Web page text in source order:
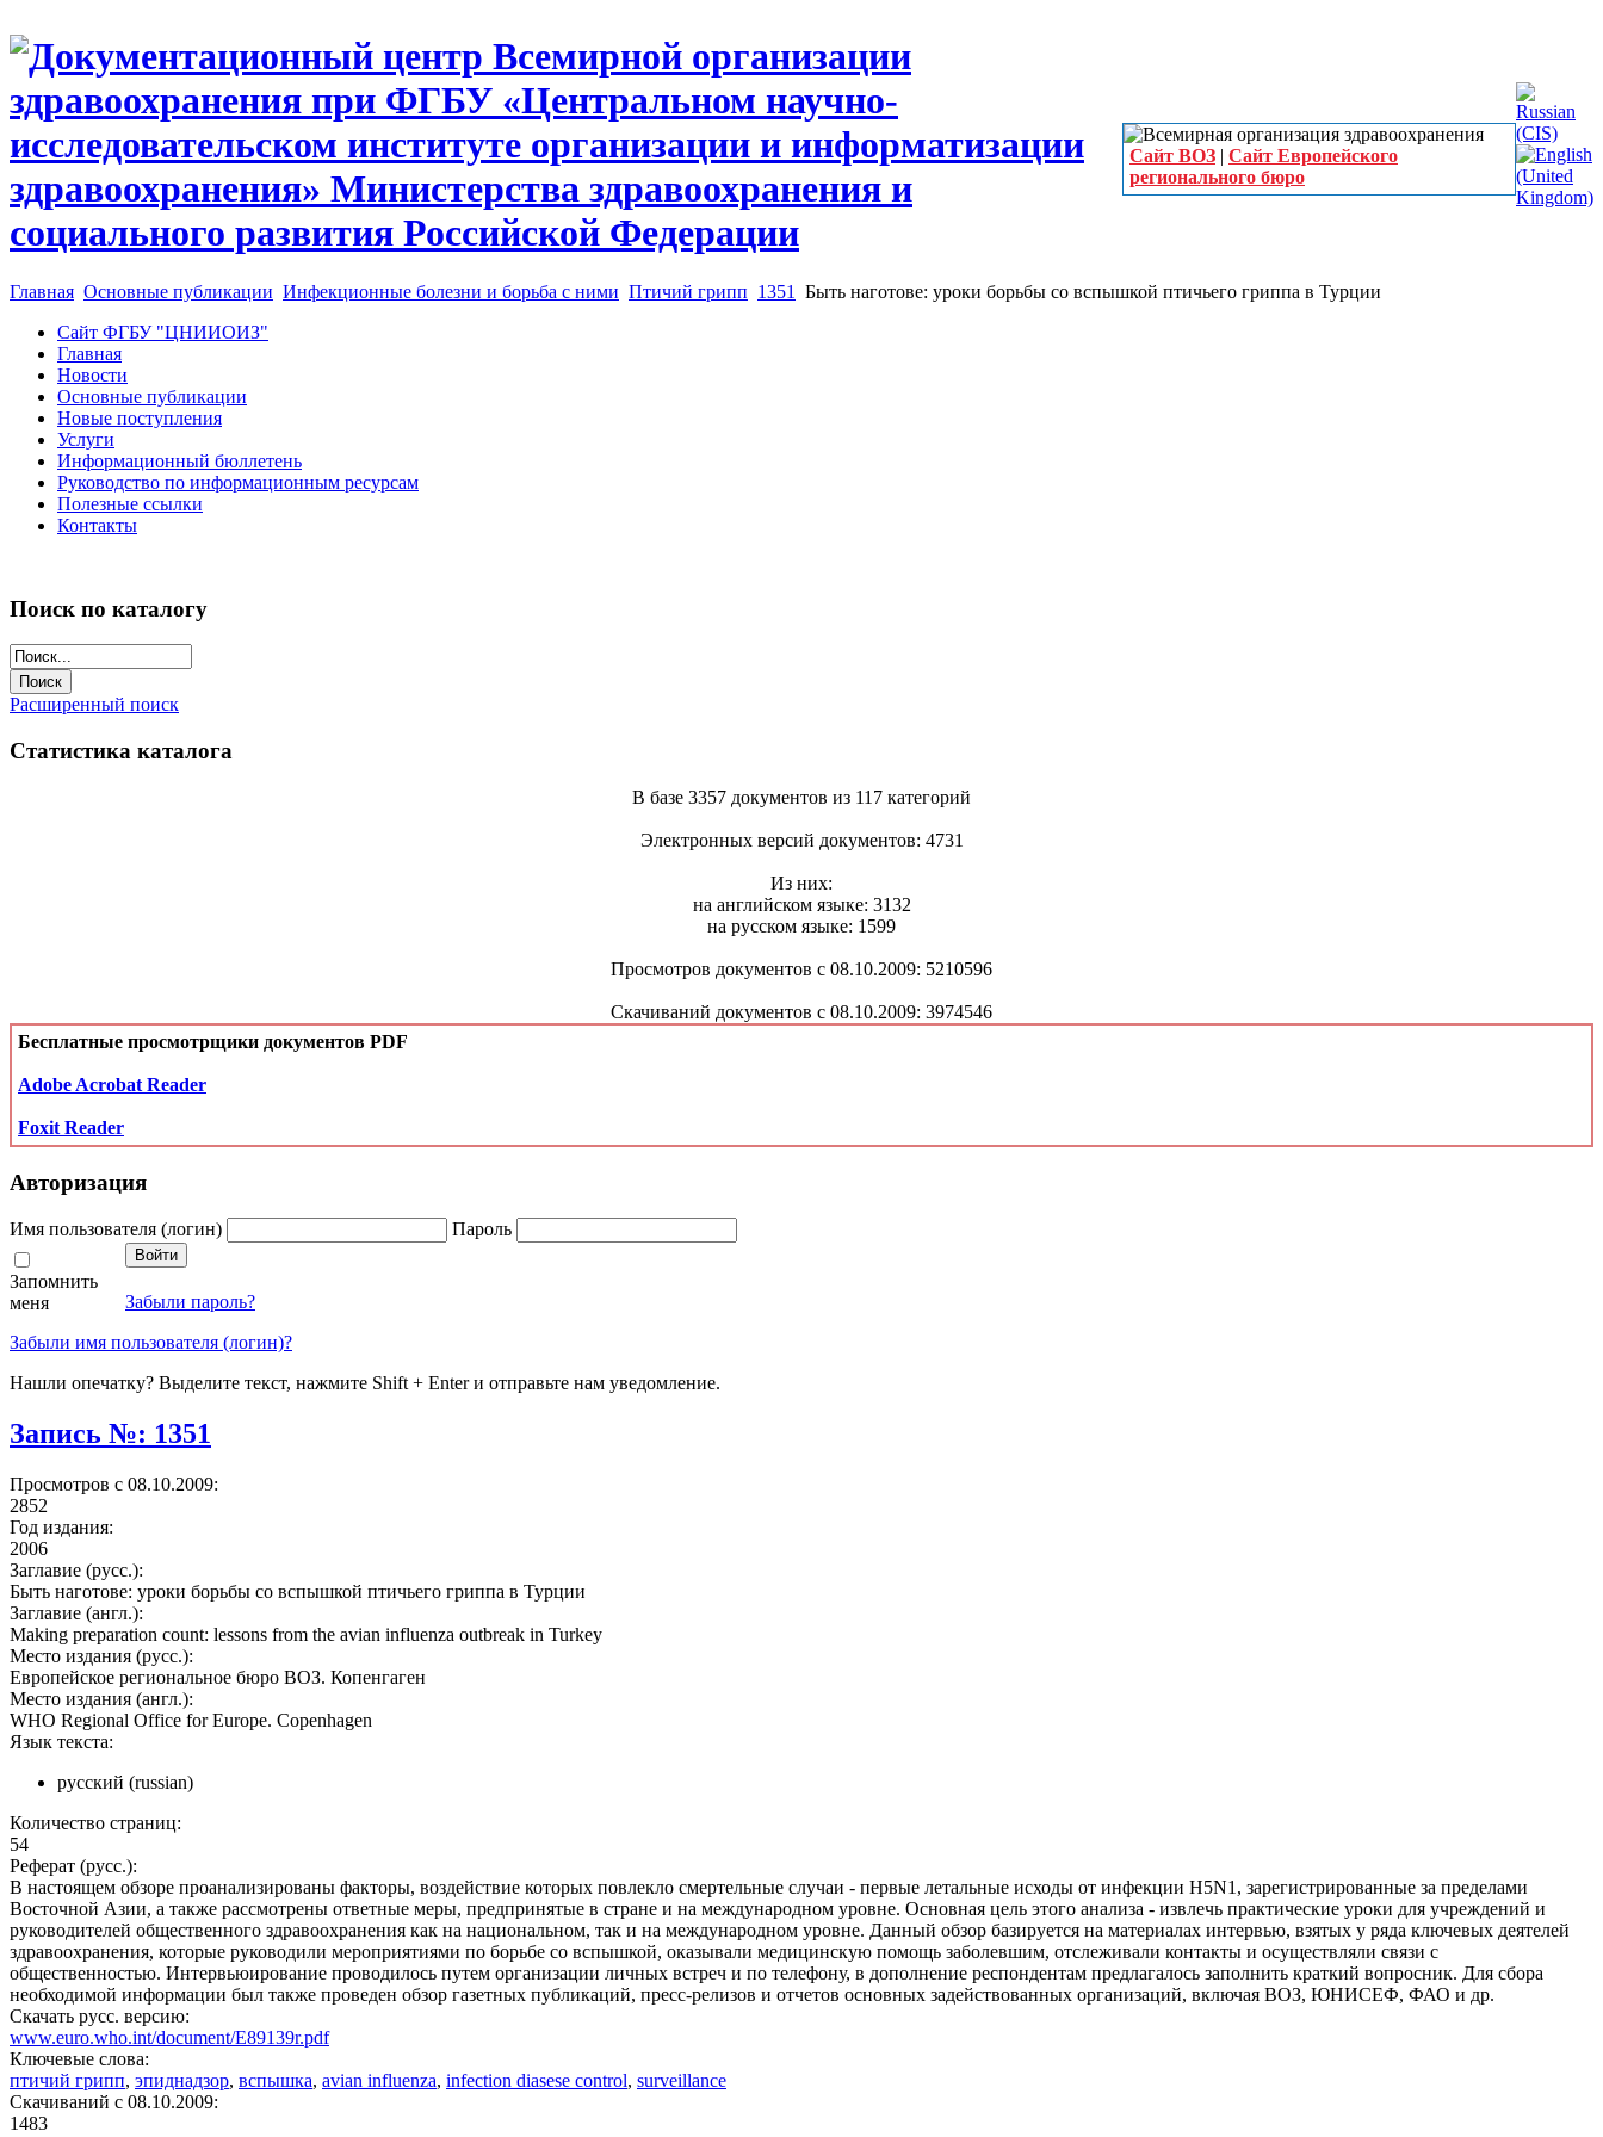
Сайт ВОЗ | Сайт Европейского
регионального бюро
Главная Основные публикации Инфекционные болезни и борьба с ними Птичий грипп 1351
Быть наготове: уроки борьбы со вспышкой птичьего гриппа в Турции
Сайт ФГБУ "ЦНИИОИЗ"
Главная
Новости
Основные публикации
Новые поступления
Услуги
Информационный бюллетень
Руководство по информационным ресурсам
Полезные ссылки
Контакты
Поиск по каталогу
Расширенный поиск
Статистика каталога
В базе 3357 документов из 117 категорий
Электронных версий документов: 4731
Из них:
на английском языке: 3132
на русском языке: 1599
Просмотров документов с 08.10.2009: 5210596
Скачиваний документов с 08.10.2009: 3974546
Бесплатные просмотрщики документов PDF
Adobe Acrobat Reader
Foxit Reader
Авторизация
Имя пользователя (логин) Пароль
Запомнить
меня
Забыли пароль?
Забыли имя пользователя (логин)?
Нашли опечатку? Выделите текст, нажмите Shift + Enter и отправьте нам уведомление.
Запись №: 1351
Просмотров с 08.10.2009:
2852
Год издания:
2006
Заглавие (русс.):
Быть наготове: уроки борьбы со вспышкой птичьего гриппа в Турции
Заглавие (англ.):
Making preparation count: lessons from the avian influenza outbreak in Turkey
Место издания (русс.):
Европейское региональное бюро ВОЗ. Копенгаген
Место издания (англ.):
WHO Regional Office for Europe. Copenhagen
Язык текста:
русский (russian)
Количество страниц:
54
Реферат (русс.):
В настоящем обзоре проанализированы факторы, воздействие которых повлекло смертельные случаи - первые летальные исходы от инфекции H5N1, зарегистрированные за пределами
Восточной Азии, а также рассмотрены ответные меры, предпринятые в стране и на международном уровне. Основная цель этого анализа - извлечь практические уроки для учреждений и
руководителей общественного здравоохранения как на национальном, так и на международном уровне. Данный обзор базируется на материалах интервью, взятых у ряда ключевых деятелей
здравоохранения, которые руководили мероприятиями по борьбе со вспышкой, оказывали медицинскую помощь заболевшим, отслеживали контакты и осуществляли связи с
общественностью. Интервьюирование проводилось путем организации личных встреч и по телефону, в дополнение респондентам предлагалось заполнить краткий вопросник. Для сбора
необходимой информации был также проведен обзор газетных публикаций, пресс-релизов и отчетов основных задействованных организаций, включая ВОЗ, ЮНИСЕФ, ФАО и др.
Скачать русс. версию:
www.euro.who.int/document/E89139r.pdf
Ключевые слова:
птичий грипп, эпиднадзор, вспышка, avian influenza, infection diasese control, surveillance
Cкачиваний с 08.10.2009:
1483